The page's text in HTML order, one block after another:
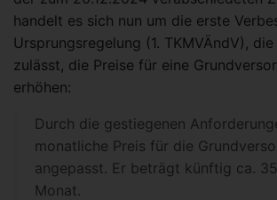
handelt es sich nun um die erste
Ursprungsregelung (1. TKMVÄndV),
zulässt, die Preise für eine
erhöhen:
Durch die gestiegenen
monatliche Preis für die
angepasst. Er beträgt künftig ca.
Monat.